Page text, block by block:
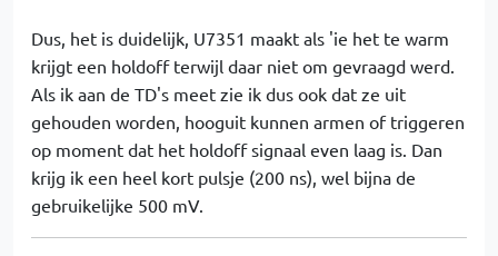
Dus, het is duidelijk, U7351 maakt als 'ie het te warm
krijgt een holdoff terwijl daar niet om gevraagd werd.
Als ik aan de TD's meet zie ik dus ook dat ze uit
gehouden worden, hooguit kunnen armen of triggeren
op moment dat het holdoff signaal even laag is. Dan
krijg ik een heel kort pulsje (200 ns), wel bijna de
gebruikelijke 500 mV.